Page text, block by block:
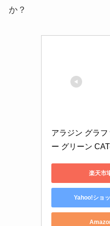
か？
アラジン グラ
ー グリーン
楽天市
Yahoo!ショ